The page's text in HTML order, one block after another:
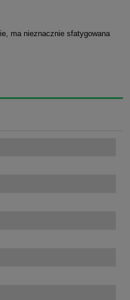
ma nieznacznie sfatygowana